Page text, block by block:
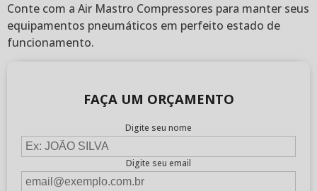
Conte com a Air Mastro Compressores para manter seus
equipamentos pneumáticos em perfeito estado de
funcionamento.
FAÇA UM ORÇAMENTO
Digite seu nome
Digite seu email